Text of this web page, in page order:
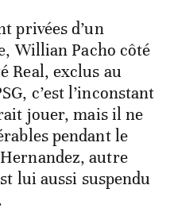
privées d’un
Willian Pacho côté
Real, exclus au
c’est l’inconstant
jouer, mais il ne
pendant le
autre
lui aussi suspendu